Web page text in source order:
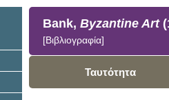
Bank, Byzantine Art
[Βιβλιογραφία]
Ταυτότητα